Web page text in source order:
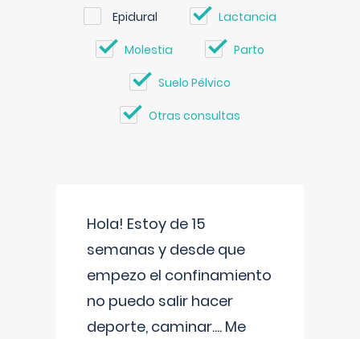
Epidural Lactancia
Molestia Parto
Suelo Pélvico
Otras consultas
Hola! Estoy de 15
semanas y desde que
empezo el confinamiento
no puedo salir hacer
deporte, caminar.... Me